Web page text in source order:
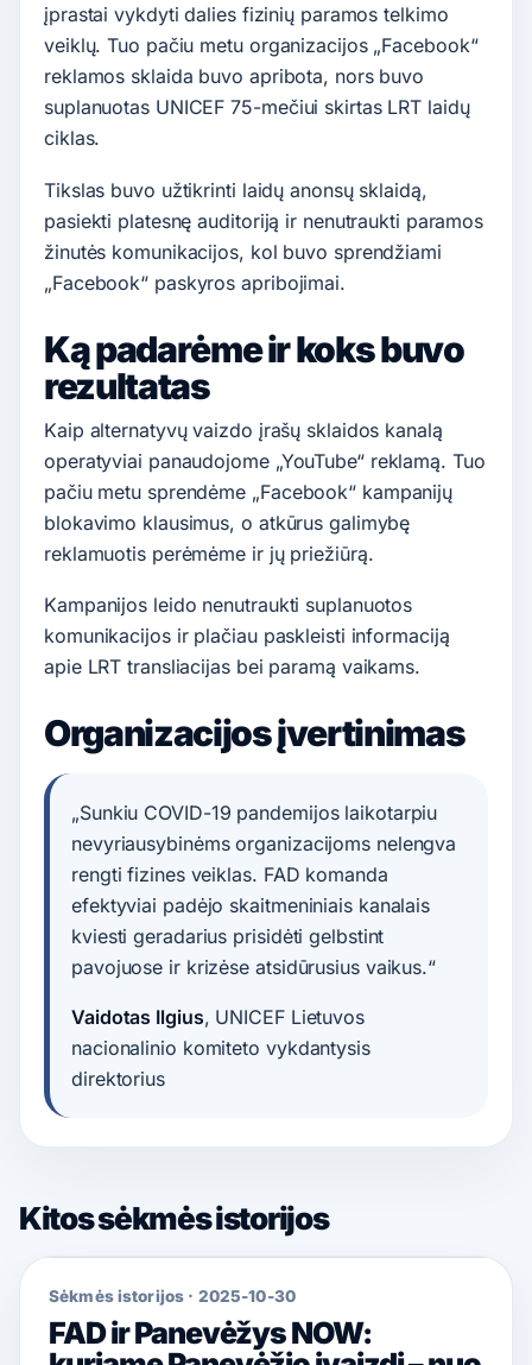
įprastai vykdyti dalies fizinių paramos telkimo
veiklų. Tuo pačiu metu organizacijos „Facebook“
reklamos sklaida buvo apribota, nors buvo
suplanuotas UNICEF 75-mečiui skirtas LRT laidų
ciklas.
Tikslas buvo užtikrinti laidų anonsų sklaidą,
pasiekti platesnę auditoriją ir nenutraukti paramos
žinutės komunikacijos, kol buvo sprendžiami
„Facebook“ paskyros apribojimai.
Ką padarėme ir koks buvo
rezultatas
Kaip alternatyvų vaizdo įrašų sklaidos kanalą
operatyviai panaudojome „YouTube“ reklamą. Tuo
pačiu metu sprendėme „Facebook“ kampanijų
blokavimo klausimus, o atkūrus galimybę
reklamuotis perėmėme ir jų priežiūrą.
Kampanijos leido nenutraukti suplanuotos
komunikacijos ir plačiau paskleisti informaciją
apie LRT transliacijas bei paramą vaikams.
Organizacijos įvertinimas
„Sunkiu COVID-19 pandemijos laikotarpiu
nevyriausybinėms organizacijoms nelengva
rengti fizines veiklas. FAD komanda
efektyviai padėjo skaitmeniniais kanalais
kviesti geradarius prisidėti gelbstint
pavojuose ir krizėse atsidūrusius vaikus.“
Vaidotas Ilgius, UNICEF Lietuvos
nacionalinio komiteto vykdantysis
direktorius
Kitos sėkmės istorijos
Sėkmės istorijos · 2025-10-30
FAD ir Panevėžys NOW: